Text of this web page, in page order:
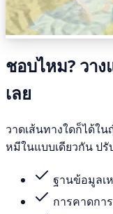
ชอบไหม? วา
เลย
วาดเส้นทางใดก็ได้ใ
หมีในแบบเดียวกัน ป
ฐานข้อมูลเ
การคาดกา